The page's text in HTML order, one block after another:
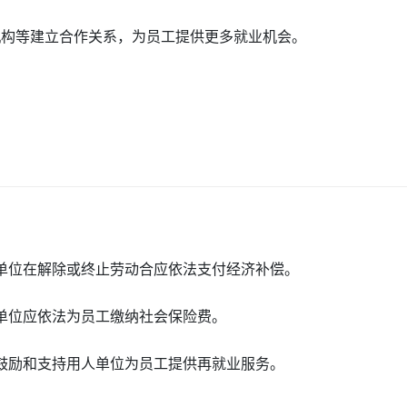
等建立合作关系，为员工提供更多就业机会。
在解除或终止劳动合应依法支付经济补偿。
应依法为员工缴纳社会保险费。
和支持用人单位为员工提供再就业服务。